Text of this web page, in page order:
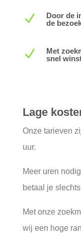
N
Door de
de
N
Met
snel
Lage
Onze tarieven
uur.
Meer uren
betaal je
Met onze
wij een hoge